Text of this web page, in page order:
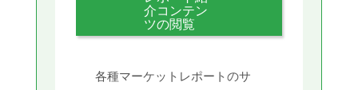
介コンテン
ツの閲覧
各種マーケットレポートのサ